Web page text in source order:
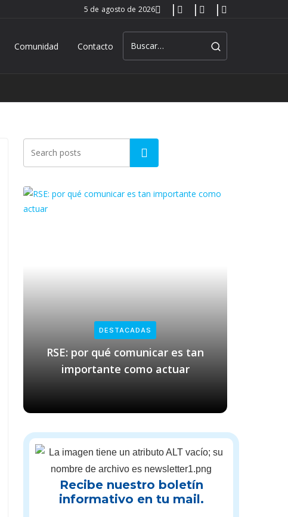
5 de agosto de 2026
Comunidad Contacto
DESTACADAS
RSE: por qué comunicar es tan
importante como actuar
Recibe nuestro boletín
informativo en tu mail.